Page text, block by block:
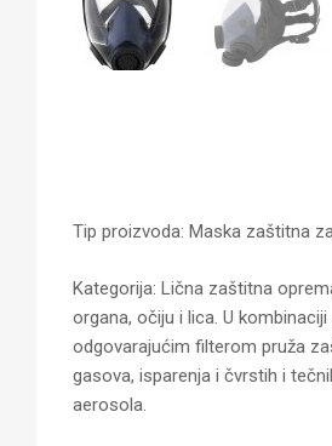
Tip proizvoda: Maska zaštitna
Kategorija: Lična zaštitna
organa, očiju i lica. U kombinaciji
odgovarajućim filterom pruža
gasova, isparenja i čvrstih i
aerosola.